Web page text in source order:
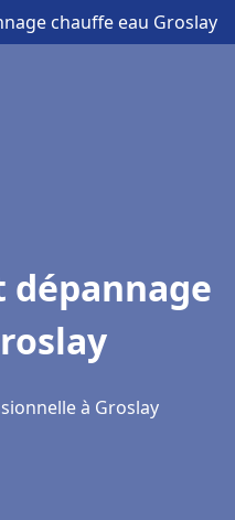
chauffe eau Groslay
à Groslay